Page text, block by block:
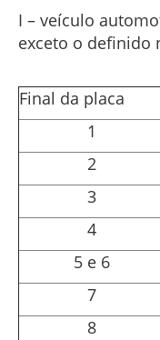
I – veículo
exceto o definido
Final da placa
1
2
3
4
5 e 6
7
8